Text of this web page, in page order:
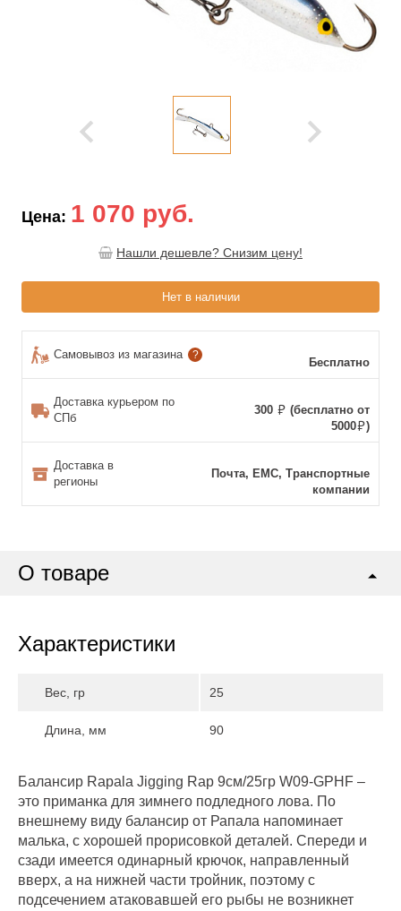
Цена: 1 070 руб.
Нашли дешевле? Снизим цену!
Нет в наличии
Самовывоз из магазина ?
Бесплатно
Доставка курьером по
СПб
300
(бесплатно от
5000
)
Доставка в
регионы
Почта, ЕМС, Транспортные
компании
О товаре
Характеристики
Вес, гр 25
Длина, мм 90
Балансир Rapala Jigging Rap 9см/25гр W09-GPHF –
это приманка для зимнего подледного лова. По
внешнему виду балансир от Рапала напоминает
малька, с хорошей прорисовкой деталей. Спереди и
сзади имеется одинарный крючок, направленный
вверх, а на нижней части тройник, поэтому с
подсечением атаковавшей его рыбы не возникнет